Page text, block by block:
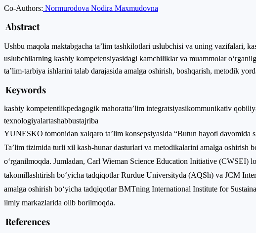
Co-Authors: Normurodova Nodira Maxmudovna
Abstract
Ushbu maqola maktabgacha ta’lim tashkilotlari uslubchisi va uning vazifalari,
uslubchilarning kasbiy kompetensiyasidagi kamchiliklar va muammolar
ta’lim-tarbiya ishlarini talab darajasida amalga oshirish, boshqarish, metodik
Keywords
kasbiy kompetentlikpedagogik mahorattaʼlim integratsiyasikommunikativ
texnologiyalartashabbustajriba
YUNESKO tomonidan xalqaro ta’lim konsepsiyasida “Butun hayoti
Ta’lim tizimida turli xil kasb-hunar dasturlari va metodikalarini amalga
o‘rganilmoqda. Jumladan, Carl Wieman Science Education Initiative
takomillashtirish bo‘yicha tadqiqotlar Rurdue Universityda (AQSh) va JCM
amalga oshirish bo‘yicha tadqiqotlar BMTning International Institute for
ilmiy markazlarida olib borilmoqda.
References